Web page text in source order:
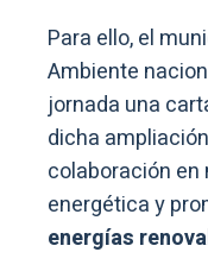
Para ello, el
Ambiente
jornada una
dicha
colaboración
energética y
energías